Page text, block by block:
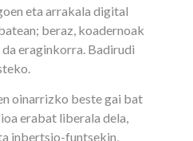
eta arrakala digital
beraz, koadernoak
eraginkorra. Badirudi
oinarrizko beste gai bat
erabat liberala dela,
inbertsio-funtsekin,